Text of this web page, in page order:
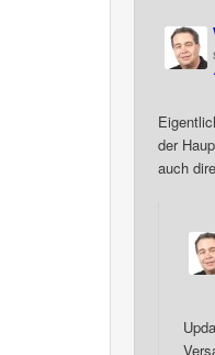
der
auch